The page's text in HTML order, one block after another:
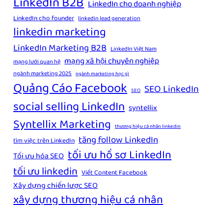
LinkedIn cho doanh nghiệp
LinkedIn cho founder linkedin lead generation
linkedin marketing
LinkedIn Marketing B2B LinkedIn Việt Nam
mạng lưới quan hệ mạng xã hội chuyên nghiệp
ngành marketing 2025 ngành marketing học gì
Quảng Cáo Facebook SEO SEO LinkedIn
social selling LinkedIn syntellix
Syntellix Marketing thương hiệu cá nhân linkedin
tìm việc trên LinkedIn tăng follow LinkedIn
Tối ưu hóa SEO tối ưu hồ sơ LinkedIn
tối ưu linkedin Viết Content Facebook
Xây dựng chiến lược SEO
xây dựng thương hiệu cá nhân